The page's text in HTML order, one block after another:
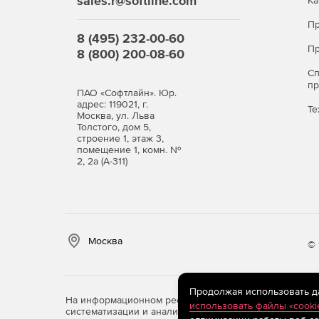
База данных управления конфигурациями.
8 (495) 232-00-60
8 (800) 200-08-60
ПАО «Софтлайн». Юр.
адрес: 119021, г.
Москва, ул. Льва
Толстого, дом 5,
строение 1, этаж 3,
помещение 1, комн. №
2, 2а (А-311)
Москва ©
На информационном ресурсе store.softline.ru
систематизации и анализа сведений, относящихся
Продолжая использовать
использовать файлы